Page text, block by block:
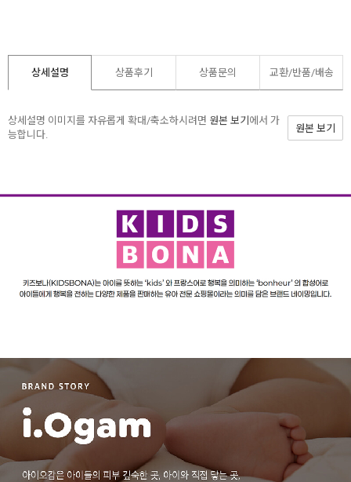
상세설명 상품후기 상품문의 교환/반품/배송
상세설명 이미지를 자유롭게 확대/축소하시려면 원본 보기 에서 가
능합니다.
원본 보기